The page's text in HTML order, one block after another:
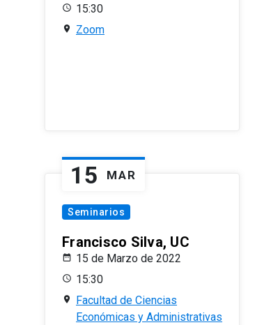
15:30
Zoom
15 MAR
Seminarios
Francisco Silva, UC
15 de Marzo de 2022
15:30
Facultad de Ciencias
Económicas y Administrativas